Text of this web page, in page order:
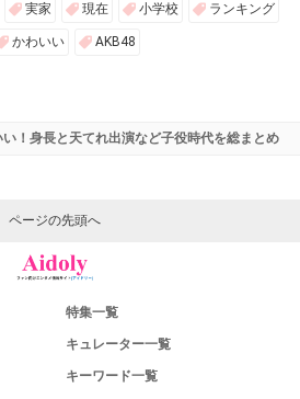
実家 現在 小学校 ランキング
かわいい AKB48
い！身長と天てれ出演など子役時代を総まとめ
ページの先頭へ
特集一覧
キュレーター一覧
キーワード一覧